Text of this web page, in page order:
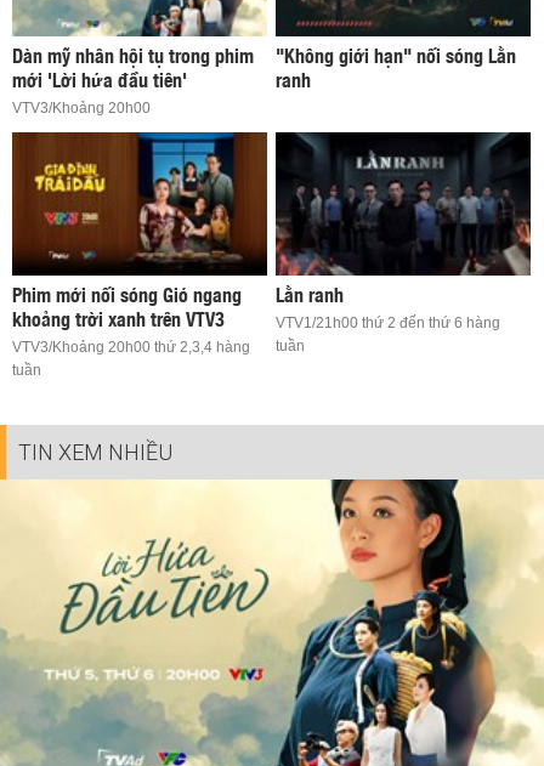
Dàn mỹ nhân hội tụ trong phim
mới 'Lời hứa đầu tiên'
VTV3/Khoảng 20h00
"Không giới hạn" nối sóng Lằn
ranh
Phim mới nối sóng Gió ngang
khoảng trời xanh trên VTV3
VTV3/Khoảng 20h00 thứ 2,3,4 hàng
tuần
Lằn ranh
VTV1/21h00 thứ 2 đến thứ 6 hàng
tuần
TIN XEM NHIỀU